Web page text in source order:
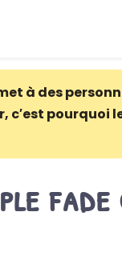
à des
c′est pourquoi